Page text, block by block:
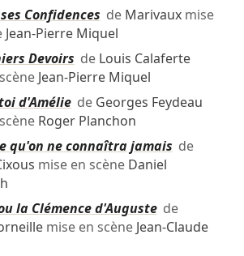
Confidences de Marivauxmise
Jean-Pierre Miquel
Devoirs de Louis Calaferte
Jean-Pierre Miquel
d'Améliede Georges Feydeau
Roger Planchon
qu'on ne connaîtra jamais de
mise en scène Daniel
la Clémence d'Augustede
mise en scène Jean-Claude